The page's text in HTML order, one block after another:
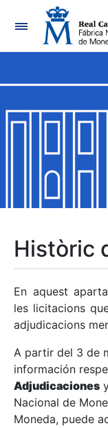
Mostra/Amaga
Mostra/Amaga
Mostra/Amaga
Mostra/Amaga
Mostra/Amaga
Històric
En aquest
les licitacions
adjudicacions
A partir del 3 de
información
Adjudicaciones
Nacional de
Moneda, puede